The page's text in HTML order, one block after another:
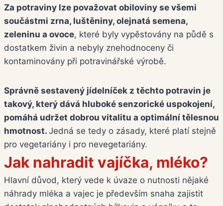
Za potraviny lze považovat obiloviny se všemi
součástmi zrna, luštěniny, olejnatá semena,
zeleninu a ovoce, které byly vypěstovány na půdě s
dostatkem živin a nebyly znehodnoceny či
kontaminovány při potravinářské výrobě.
Správně sestavený jídelníček z těchto potravin je
takový, který dává hluboké senzorické uspokojení,
pomáhá udržet dobrou vitalitu a optimální tělesnou
hmotnost. Jedná se tedy o zásady, které platí stejně
pro vegetariány i pro nevegetariány.
Jak nahradit vajíčka, mléko?
Hlavní důvod, který vede k úvaze o nutnosti nějaké
náhrady mléka a vajec je především snaha zajistit